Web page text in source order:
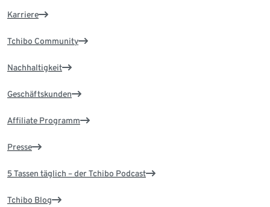
Karriere
Tchibo Community
Nachhaltigkeit
Geschäftskunden
Affiliate Programm
Presse
5 Tassen täglich – der Tchibo Podcast
Tchibo Blog